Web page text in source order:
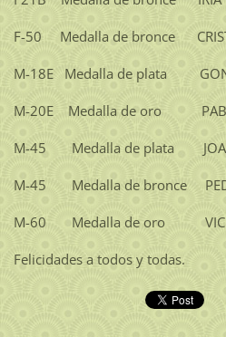
F-50 Medalla de bronce
M-18E Medalla de plata
M-20E Medalla de oro PABLO
M-45 Medalla de plata
M-45 Medalla de bronce
M-60 Medalla de oro
Felicidades a todos y todas.